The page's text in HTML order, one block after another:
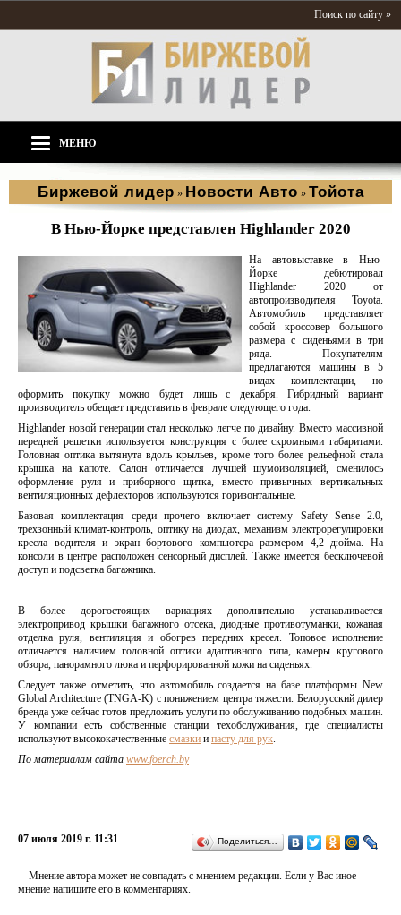
Поиск по сайту »
МЕНЮ
Биржевой лидер » Новости Aвто » Тойота
В Нью-Йорке представлен Highlander 2020
На автовыставке в Нью-
Йорке дебютировал
Highlander 2020 от
автопроизводителя Toyota.
Автомобиль представляет
собой кроссовер большого
размера с сиденьями в три
ряда. Покупателям
предлагаются машины в 5
видах комплектации, но
оформить покупку можно будет лишь с декабря. Гибридный вариант
производитель обещает представить в феврале следующего года.
Highlander новой генерации стал несколько легче по дизайну. Вместо массивной
передней решетки используется конструкция с более скромными габаритами.
Головная оптика вытянута вдоль крыльев, кроме того более рельефной стала
крышка на капоте. Салон отличается лучшей шумоизоляцией, сменилось
оформление руля и приборного щитка, вместо привычных вертикальных
вентиляционных дефлекторов используются горизонтальные.
Базовая комплектация среди прочего включает систему Safety Sense 2.0,
трехзонный климат-контроль, оптику на диодах, механизм электрорегулировки
кресла водителя и экран бортового компьютера размером 4,2 дюйма. На
консоли в центре расположен сенсорный дисплей. Также имеется бесключевой
доступ и подсветка багажника.
В более дорогостоящих вариациях дополнительно устанавливается
электропривод крышки багажного отсека, диодные противотуманки, кожаная
отделка руля, вентиляция и обогрев передних кресел. Топовое исполнение
отличается наличием головной оптики адаптивного типа, камеры кругового
обзора, панорамного люка и перфорированной кожи на сиденьях.
Следует также отметить, что автомобиль создается на базе платформы New
Global Architecture (TNGA-K) с понижением центра тяжести. Белорусский дилер
бренда уже сейчас готов предложить услуги по обслуживанию подобных машин.
У компании есть собственные станции техобслуживания, где специалисты
используют высококачественные смазки и пасту для рук.
По материалам сайта www.foerch.by
07 июля 2019 г. 11:31 Поделиться…
Мнение автора может не совпадать с мнением редакции. Если у Вас иное
мнение напишите его в комментариях.